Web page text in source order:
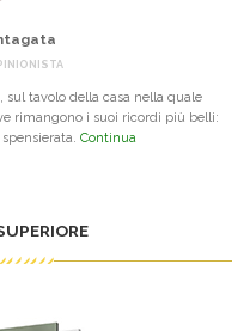
sul tavolo della casa nella quale
rimangono i suoi ricordi più belli:
Continua